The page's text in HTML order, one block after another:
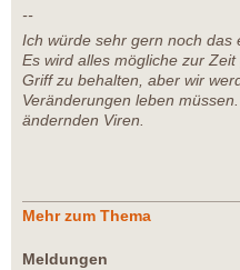
--
Ich würde sehr gern noch das
Es wird alles mögliche zur
Griff zu behalten, aber wir
Veränderungen leben
ändernden Viren.
Mehr zum Thema
Meldungen